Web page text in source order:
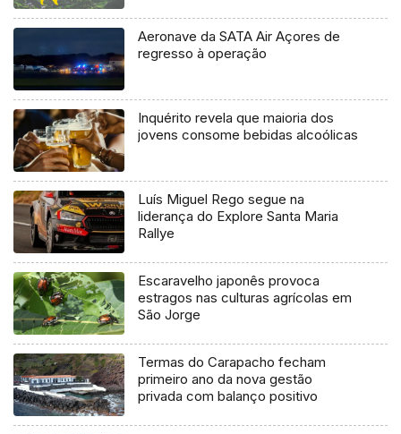
Aeronave da SATA Air Açores de
regresso à operação
Inquérito revela que maioria dos
jovens consome bebidas alcoólicas
Luís Miguel Rego segue na
liderança do Explore Santa Maria
Rallye
Escaravelho japonês provoca
estragos nas culturas agrícolas em
São Jorge
Termas do Carapacho fecham
primeiro ano da nova gestão
privada com balanço positivo